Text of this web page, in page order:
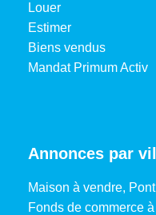
Louer
Estimer
Biens vendus
Mandat Primum Activ
Annonces par
Maison à vendre,
Fonds de commerce